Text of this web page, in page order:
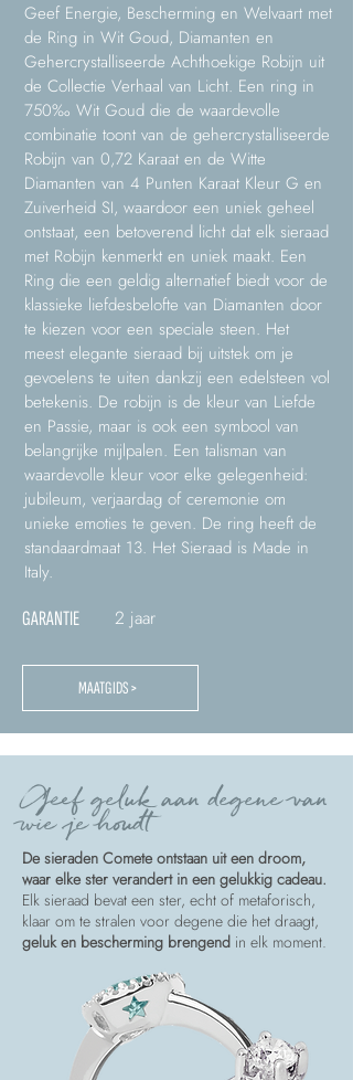
Geef Energie, Bescherming en Welvaart met
de Ring in Wit Goud, Diamanten en
Gehercrystalliseerde Achthoekige Robijn uit
de Collectie Verhaal van Licht. Een ring in
750‰ Wit Goud die de waardevolle
combinatie toont van de gehercrystalliseerde
Robijn van 0,72 Karaat en de Witte
Diamanten van 4 Punten Karaat Kleur G en
Zuiverheid SI, waardoor een uniek geheel
ontstaat, een betoverend licht dat elk sieraad
met Robijn kenmerkt en uniek maakt. Een
Ring die een geldig alternatief biedt voor de
klassieke liefdesbelofte van Diamanten door
te kiezen voor een speciale steen. Het
meest elegante sieraad bij uitstek om je
gevoelens te uiten dankzij een edelsteen vol
betekenis. De robijn is de kleur van Liefde
en Passie, maar is ook een symbool van
belangrijke mijlpalen. Een talisman van
waardevolle kleur voor elke gelegenheid:
jubileum, verjaardag of ceremonie om
unieke emoties te geven. De ring heeft de
standaardmaat 13. Het Sieraad is Made in
Italy.
GARANTIE 2 jaar
MAATGIDS >
Geef geluk aan degene van
wie je houdt
De sieraden Comete ontstaan uit een droom,
waar elke ster verandert in een gelukkig cadeau.
Elk sieraad bevat een ster, echt of metaforisch,
klaar om te stralen voor degene die het draagt,
geluk en bescherming brengend in elk moment.